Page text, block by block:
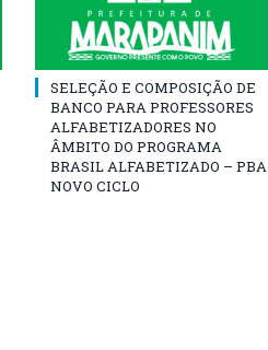
SELEÇÃO E COMPOSIÇÃO DE
BANCO PARA PROFESSORES
ALFABETIZADORES NO
ÂMBITO DO PROGRAMA
BRASIL ALFABETIZADO – PBA
NOVO CICLO